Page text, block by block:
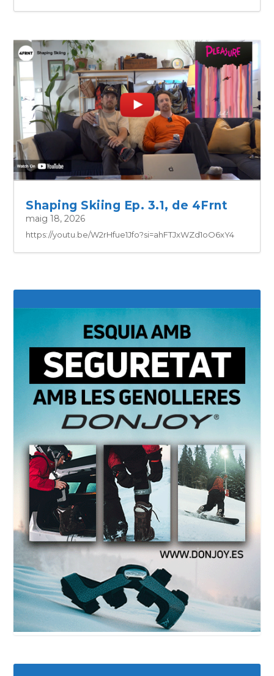
Shaping Skiing Ep. 3.1, de 4Frnt
maig 18, 2026
https://youtu.be/W2rHfue1Jfo?si=ahFTJxWZd1oO6xY4